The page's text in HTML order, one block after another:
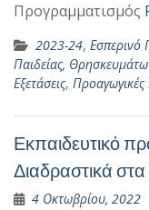
Προγραμματισμός
2023-24, Εσπερινό
Παιδείας,
Εξετάσεις, Προαγωγικές
Εκπαιδευτικό
Διαδραστικά
4 Οκτωβρίου, 2022